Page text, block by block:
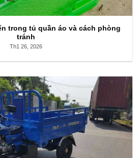
trong tủ quần áo và cách phòng
tránh
Th1 26, 2026